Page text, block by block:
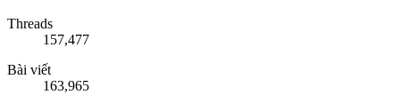
Threads
157,477
Bài viết
163,965